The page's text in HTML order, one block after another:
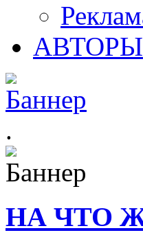
АВТОРЫ
.
НА ЧТО